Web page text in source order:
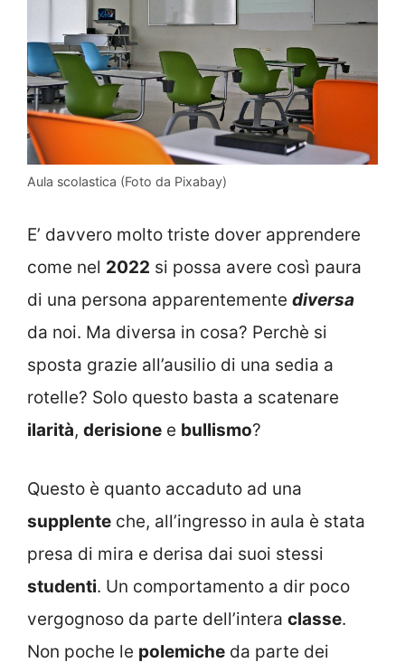
Aula scolastica (Foto da Pixabay)
E’ davvero molto triste dover apprendere
come nel 2022 si possa avere così paura
di una persona apparentemente diversa
da noi. Ma diversa in cosa? Perchè si
sposta grazie all’ausilio di una sedia a
rotelle? Solo questo basta a scatenare
ilarità, derisione e bullismo?
Questo è quanto accaduto ad una
supplente che, all’ingresso in aula è stata
presa di mira e derisa dai suoi stessi
studenti. Un comportamento a dir poco
vergognoso da parte dell’intera classe.
Non poche le polemiche da parte dei